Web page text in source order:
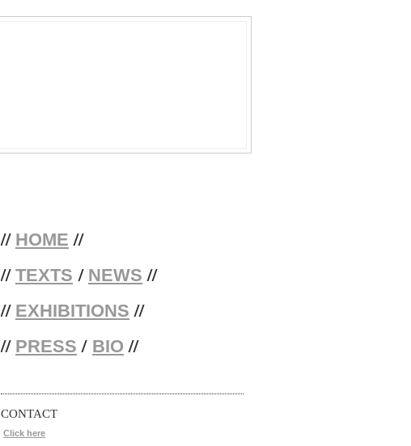
// HOME //
// TEXTS / NEWS //
// EXHIBITIONS //
// PRESS / BIO //
CONTACT
Click here